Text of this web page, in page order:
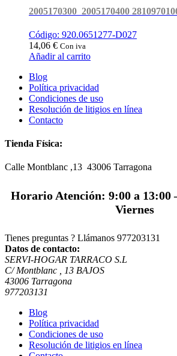
2005170300 2005170400
Código: 920.0651277-D027
14,06 € Con iva
Añadir al carrito
Blog
Política privacidad
Condiciones de uso
Resolución de litigios en línea
Contacto
Tienda Física:
Calle Montblanc ,13 43006 Tarragona
Horario Atención: 9:00 a 13:00
Viernes
Tienes preguntas ? Llámanos 977203131
Datos de contacto:
SERVI-HOGAR TARRACO S.L
C/ Montblanc , 13 BAJOS
43006 Tarragona
977203131
Blog
Política privacidad
Condiciones de uso
Resolución de litigios en línea